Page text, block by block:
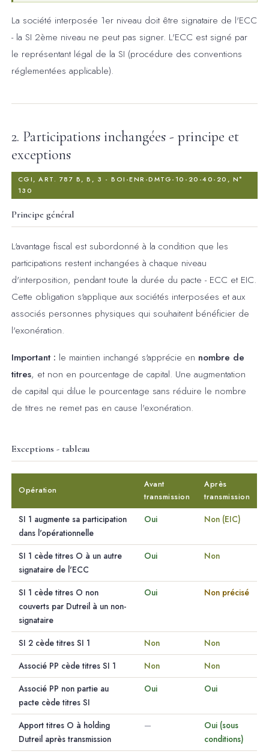
La société interposée 1er niveau doit être signataire de l'ECC
- la SI 2ème niveau ne peut pas signer. L'ECC est signé par
le représentant légal de la SI (procédure des conventions
réglementées applicable).
2. Participations inchangées - principe et
exceptions
CGI, ART. 787 B, B, 3 - BOI-ENR-DMTG-10-20-40-20, N°
130
Principe général
L'avantage fiscal est subordonné à la condition que les
participations restent inchangées à chaque niveau
d'interposition, pendant toute la durée du pacte - ECC et EIC.
Cette obligation s'applique aux sociétés interposées et aux
associés personnes physiques qui souhaitent bénéficier de
l'exonération.
Important : le maintien inchangé s'apprécie en nombre de
titres, et non en pourcentage de capital. Une augmentation
de capital qui dilue le pourcentage sans réduire le nombre
de titres ne remet pas en cause l'exonération.
Exceptions - tableau
Opération
Avant
transmission
Après
transmission
SI 1 augmente sa participation
dans l'opérationnelle
Oui Non (EIC)
SI 1 cède titres O à un autre
signataire de l'ECC
Oui Non
SI 1 cède titres O non
couverts par Dutreil à un non-
signataire
Oui Non précisé
SI 2 cède titres SI 1 Non
Non
Associé PP cède titres SI 1
Non
Non
Associé PP non partie au
pacte cède titres SI
Oui Oui
Apport titres O à holding
Dutreil après transmission
—
Oui (sous
conditions)